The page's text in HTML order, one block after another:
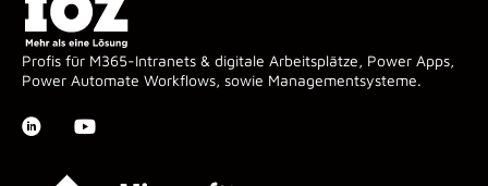
Profis für M365-Intranets & digitale Arbeitsplätze, Power Apps,
Power Automate Workflows, sowie Managementsysteme.